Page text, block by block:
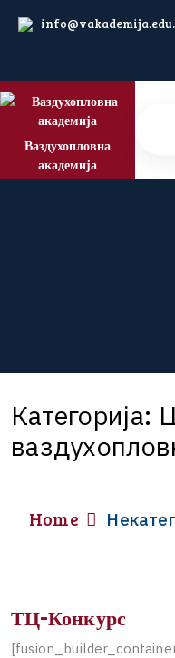
Ваздухопловна
академија
Категорија:
Home
ТЦ-Конкурс
[fusion builder_ containe